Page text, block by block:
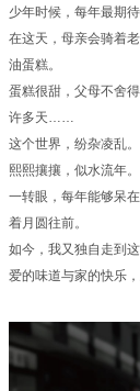
少年时候，每年最期
在这天，母亲会骑着
油蛋糕。
蛋糕很甜，父母不舍
许多天……
这个世界，纷杂凌乱。
熙熙攘攘，似水流年。
一转眼，每年能够呆
着月圆往前。
如今，我又独自走到这
爱的味道与家的快乐